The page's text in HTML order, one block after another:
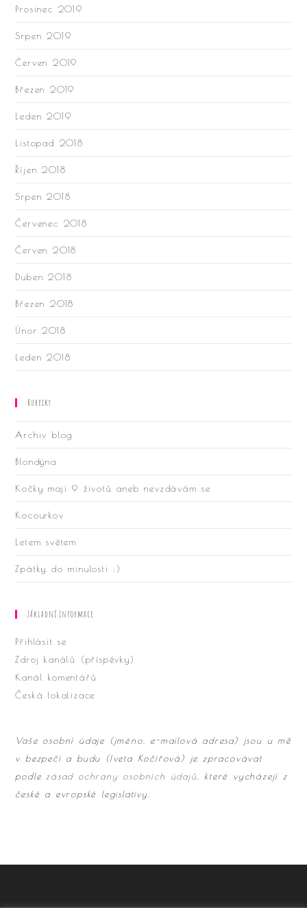
Prosinec 2019
Srpen 2019
Červen 2019
Březen 2019
Leden 2019
Listopad 2018
Říjen 2018
Srpen 2018
Červenec 2018
Červen 2018
Duben 2018
Březen 2018
Únor 2018
Leden 2018
Rubriky
Archiv blog
Blondýna
Kočky mají 9 životů aneb nevzdávám se
Kocourkov
Letem světem
Zpátky do minulosti :)
Základní Informace
Přihlásit se
Zdroj kanálů (příspěvky)
Kanál komentářů
Česká lokalizace
Vaše osobní údaje (jméno, e-mailová adresa) jsou u mě
v bezpečí a budu (Iveta Kočířová) je zpracovávat
podle zásad ochrany osobních údajů , které vycházejí z
české a evropské legislativy.